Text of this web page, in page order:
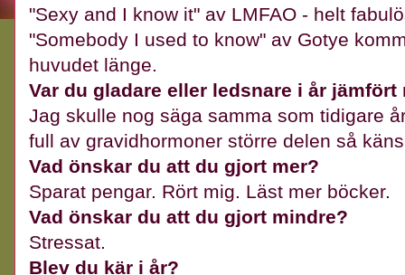
"Sexy and I know it" av LMFAO - helt
"Somebody I used to know" av Gotye
huvudet länge.
Var du gladare eller ledsnare i år jämfört
Jag skulle nog säga samma som tidigare
full av gravidhormoner större delen så
Vad önskar du att du gjort mer?
Sparat pengar. Rört mig. Läst mer böcker.
Vad önskar du att du gjort mindre?
Stressat.
Blev du kär i år?